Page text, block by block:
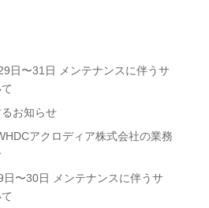
日〜31日 メンテナンスに伴うサ
お知らせ
アクロディア株式会社の業務
日〜30日 メンテナンスに伴うサ